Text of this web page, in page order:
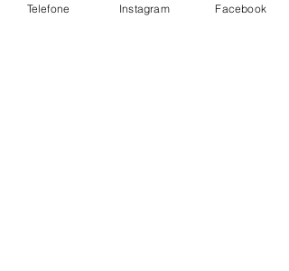
IGREJATelefone Instagram Facebook